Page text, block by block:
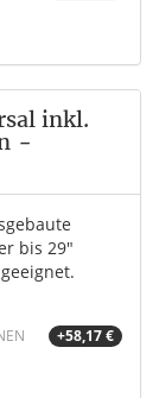
inkl.
-
bis 29"
+58,17 €